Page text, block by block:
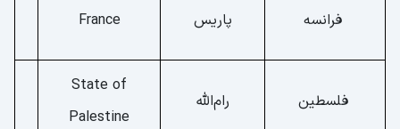
فرانسه پاریس France
فلسطین رام‌الله
State of
Palestine